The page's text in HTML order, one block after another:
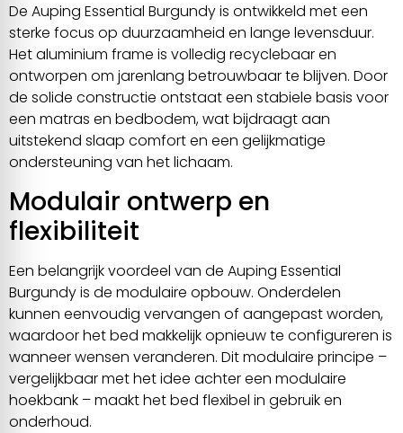
De Auping Essential Burgundy is ontwikkeld met een
sterke focus op duurzaamheid en lange levensduur.
Het aluminium frame is volledig recyclebaar en
ontworpen om jarenlang betrouwbaar te blijven. Door
de solide constructie ontstaat een stabiele basis voor
een matras en bedbodem, wat bijdraagt aan
uitstekend slaap comfort en een gelijkmatige
ondersteuning van het lichaam.
Modulair ontwerp en
flexibiliteit
Een belangrijk voordeel van de Auping Essential
Burgundy is de modulaire opbouw. Onderdelen
kunnen eenvoudig vervangen of aangepast worden,
waardoor het bed makkelijk opnieuw te configureren is
wanneer wensen veranderen. Dit modulaire principe –
vergelijkbaar met het idee achter een modulaire
hoekbank – maakt het bed flexibel in gebruik en
onderhoud.